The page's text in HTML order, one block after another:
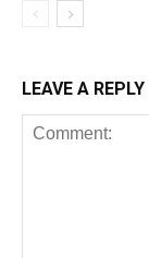
LEAVE A REPLY